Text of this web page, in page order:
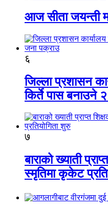
आज सीता जयन्ती
६
जिल्ला प्रशासन
किर्ते पास बनाउने
७
बाराको ख्याती
स्मृतिमा कृकेट